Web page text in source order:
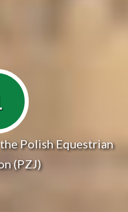
Polish Equestrian
(PZJ)